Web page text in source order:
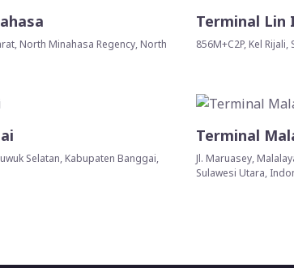
North Minahasa Regency, North
Terminal Lin
856M+C2P, Kel
Selatan, Kabupaten Banggai,
Terminal
Jl. Maruasey,
Sulawesi Utara,